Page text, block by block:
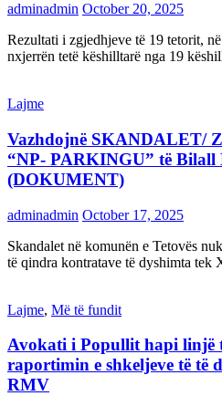
adminadmin October 20, 2025
Rezultati i zgjedhjeve të 19 tetorit,
nxjerrën tetë këshilltarë nga 19
Lajme
Vazhdojnë SKANDALET/
“NP- PARKINGU” të Bilall
(DOKUMENT)
adminadmin October 17, 2025
Skandalet në komunën e Tetovës
të qindra kontratave të dyshimta
Lajme, Më të fundit
Avokati i Popullit hapi linjë
raportimin e shkeljeve të të
RMV